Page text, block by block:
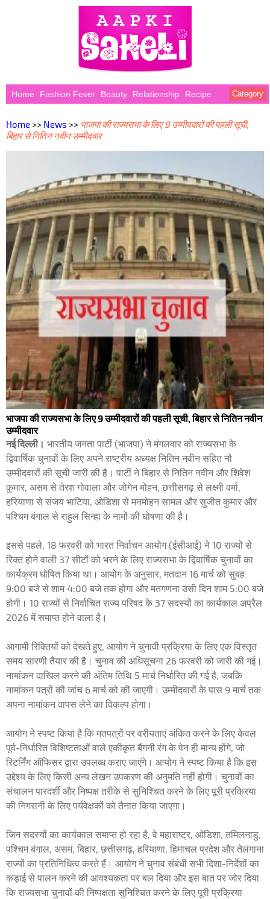
Home Fashion Fever Beauty Relationship Recipe Category
Home >> News >> भाजपा की राज्यसभा के लिए 9 उम्मीदवारों की पहली सूची,
बिहार से नितिन नवीन उम्मीदवार
भाजपा की राज्यसभा के लिए 9 उम्मीदवारों की पहली सूची, बिहार से नितिन नवीन
उम्मीदवार
नई दिल्ली। भारतीय जनता पार्टी (भाजपा) ने मंगलवार को राज्यसभा के
द्विवार्षिक चुनावों के लिए अपने राष्ट्रीय अध्यक्ष नितिन नवीन सहित नौ
उम्मीदवारों की सूची जारी की है। पार्टी ने बिहार से नितिन नवीन और शिवेश
कुमार, असम से तेरश गोवाला और जोगेन मोहन, छत्तीसगढ़ से लक्ष्मी वर्मा,
हरियाणा से संजय भाटिया, ओडिशा से मनमोहन सामल और सुजीत कुमार और
पश्चिम बंगाल से राहुल सिन्हा के नामों की घोषणा की है।
इससे पहले, 18 फरवरी को भारत निर्वाचन आयोग (ईसीआई) ने 10 राज्यों से
रिक्त होने वाली 37 सीटों को भरने के लिए राज्यसभा के द्विवार्षिक चुनावों का
कार्यक्रम घोषित किया था। आयोग के अनुसार, मतदान 16 मार्च को सुबह
9:00 बजे से शाम 4:00 बजे तक होगा और मतगणना उसी दिन शाम 5:00 बजे
होगी। 10 राज्यों से निर्वाचित राज्य परिषद के 37 सदस्यों का कार्यकाल अप्रैल
2026 में समाप्त होने वाला है।
आगामी रिक्तियों को देखते हुए, आयोग ने चुनावी प्रक्रिया के लिए एक विस्तृत
समय सारणी तैयार की है। चुनाव की अधिसूचना 26 फरवरी को जारी की गई।
नामांकन दाखिल करने की अंतिम तिथि 5 मार्च निर्धारित की गई है, जबकि
नामांकन पत्रों की जांच 6 मार्च को की जाएगी। उम्मीदवारों के पास 9 मार्च तक
अपना नामांकन वापस लेने का विकल्प होगा।
आयोग ने स्पष्ट किया है कि मतपत्रों पर वरीयताएं अंकित करने के लिए केवल
पूर्व-निर्धारित विशिष्टताओं वाले एकीकृत बैंगनी रंग के पेन ही मान्य होंगे, जो
रिटर्निंग ऑफिसर द्वारा उपलब्ध कराए जाएंगे। आयोग ने स्पष्ट किया है कि इस
उद्देश्य के लिए किसी अन्य लेखन उपकरण की अनुमति नहीं होगी। चुनावों का
संचालन पारदर्शी और निष्पक्ष तरीके से सुनिश्चित करने के लिए पूरी प्रक्रिया
की निगरानी के लिए पर्यवेक्षकों को तैनात किया जाएगा।
जिन सदस्यों का कार्यकाल समाप्त हो रहा है, वे महाराष्ट्र, ओडिशा, तमिलनाडु,
पश्चिम बंगाल, असम, बिहार, छत्तीसगढ़, हरियाणा, हिमाचल प्रदेश और तेलंगाना
राज्यों का प्रतिनिधित्व करते हैं। आयोग ने चुनाव संबंधी सभी दिशा-निर्देशों का
कड़ाई से पालन करने की आवश्यकता पर बल दिया और इस बात पर जोर दिया
कि राज्यसभा चुनावों की निष्पक्षता सुनिश्चित करने के लिए पूरी प्रक्रिया